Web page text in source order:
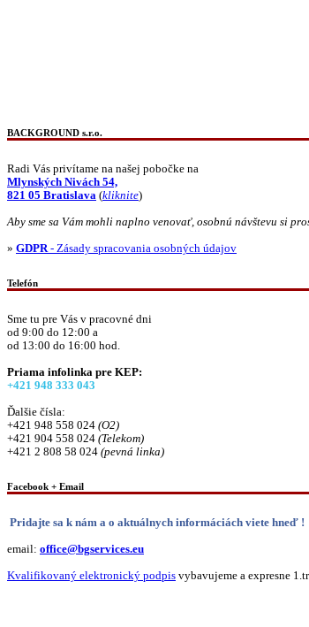
BACKGROUND s.r.o.
Radi Vás privítame na našej pobočke na
Mlynských Nivách 54,
821 05 Bratislava (kliknite)
Aby sme sa Vám mohli naplno venovať, osobnú návštevu si
» GDPR- Zásady spracovania osobných údajov
Telefón
Sme tu pre Vás v pracovné dni
od 9:00 do 12:00 a
od 13:00 do 16:00 hod.
Priama infolinka pre KEP:
+421 948 333 043
Ďalšie čísla:
+421 948 558 024 (O2)
+421 904 558 024 (Telekom)
+421 2 808 58 024 (pevná linka)
Facebook + Email
Pridajte sa k nám a o aktuálnych informáciách viete hneď !
email: office@bgservices.eu
Kvalifikovaný elektronický podpis vybavujeme a expresne